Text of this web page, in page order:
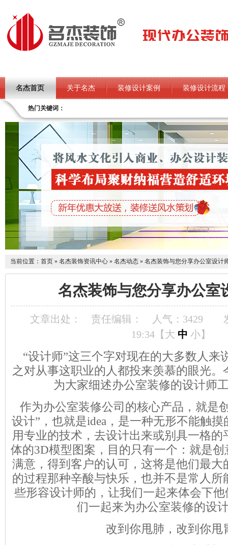
名杰首页 关于名杰 装修设计案例 装修设计流程
热门关键词：
当前位置： 首页 » 名杰装饰资讯中心 » 名杰动态 » 名杰装饰与您分享办公室设计
名杰装饰与您分享办公室
文章出处： 责任编辑： 人气： 3429
19:34【 大 中 小】
“设计师”这三个字对现在的大多数人来
之对从事这职业的人都投来羡慕的眼光
为大家细述办公室装修的设计师
作为办公室装修公司的核心产品，就
设计”，也就是idea，是一种无形不能触
用专业的技术，去设计出来或别具一格
体的3D模型图案，目的只有一个：就是
满意，得到客户的认可，这将是他们最大
的过程那种辛酸与快乐，也并不是常人
些形容设计师的，让我们一起来体会下
们一起来为办公室装修的设
改到你甩肺，改到你甩